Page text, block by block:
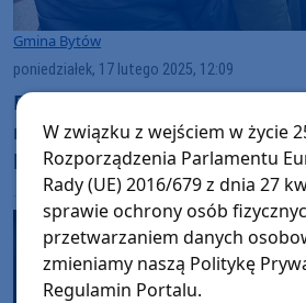
Gmina Bytów
poniedziałek, 17 lutego 2025, 12:09
Podpalił dom byłej
nim uciekła. Agresor
bytowskich policjantów
W związku z wejściem w życie
Rozporządzenia Parlamentu
Rady (UE) 2016/679 z dnia 27
sprawie ochrony osób
przetwarzaniem danych
zmieniamy naszą Politykę
Regulamin Portalu.